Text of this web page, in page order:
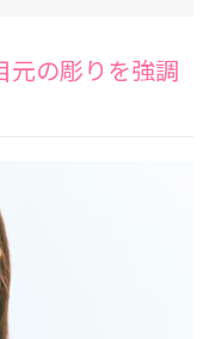
元の彫りを強調